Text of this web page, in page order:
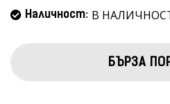
Наличност: В
БЪРЗА